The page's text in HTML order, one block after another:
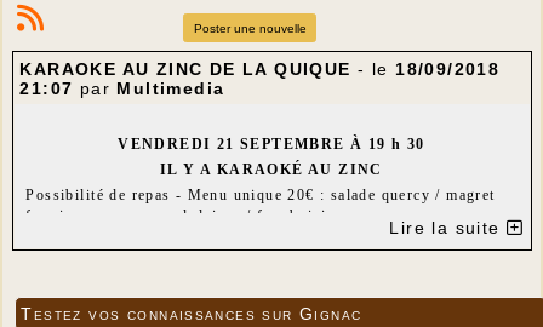
Poster une nouvelle
KARAOKE AU ZINC DE LA QUIQUE - le18/09/2018
21:07 par Multimedia
VENDREDI 21 SEPTEMBRE À 19 h 30
IL Y A KARAOKÉ AU ZINC
Possibilité de repas - Menu unique 20€ : salade quercy / magret
fermier - pommes sarladaises / framboisier
Lire la suite
Testez vos connaissances sur Gignac